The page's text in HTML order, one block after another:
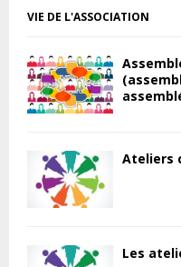
VIE DE L'ASSOCIATION
Ateliers
Les